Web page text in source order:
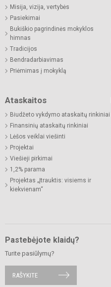
Misija, vizija, vertybės
Pasiekimai
Bukiškio pagrindinės mokyklos
himnas
Tradicijos
Bendradarbiavimas
Priėmimas į mokyklą
Ataskaitos
Biudžeto vykdymo ataskaitų rinkiniai
Finansinių ataskaitų rinkiniai
Lėšos veiklai viešinti
Projektai
Viešieji pirkimai
1,2% parama
Projektas „Įtrauktis: visiems ir
kiekvienam“
Pastebėjote klaidų?
Turite pasiūlymų?
RAŠYKITE